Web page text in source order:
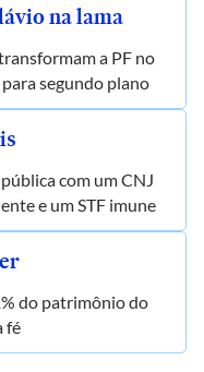
na lama
a PF no
segundo plano
com um CNJ
e um STF imune
do patrimônio do
fé